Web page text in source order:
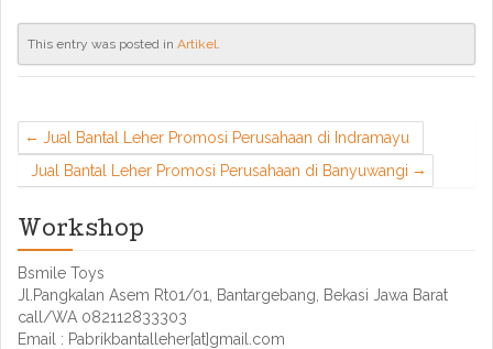
This entry was posted in Artikel.
Jual Bantal Leher Promosi Perusahaan di Indramayu
Jual Bantal Leher Promosi Perusahaan di Banyuwangi
Workshop
Bsmile Toys
Jl.Pangkalan Asem Rt01/01, Bantargebang, Bekasi Jawa Barat
call/WA 082112833303
Email : Pabrikbantalleher[at]gmail.com